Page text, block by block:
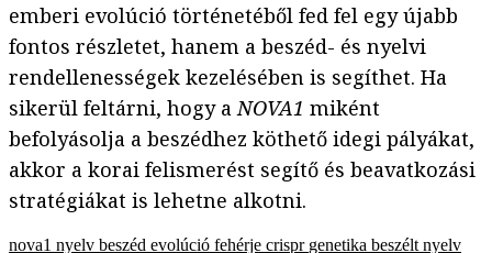
emberi evolúció történetéből fed fel egy újabb
fontos részletet, hanem a beszéd- és nyelvi
rendellenességek kezelésében is segíthet. Ha
sikerül feltárni, hogy aNOVA1 miként
befolyásolja a beszédhez köthető idegi pályákat,
akkor a korai felismerést segítő és beavatkozási
stratégiákat is lehetne alkotni.
nova1 nyelv beszéd evolúció fehérje crispr genetika beszélt nyelv